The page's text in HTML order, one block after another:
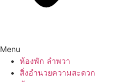
Menu
ห้องพัก ลำพวา
สิ่งอำนวยความสะดวก